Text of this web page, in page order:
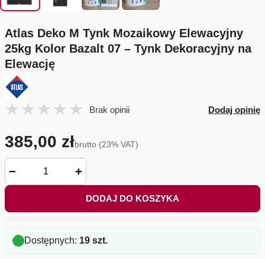
Atlas Deko M Tynk Mozaikowy Elewacyjny
25kg Kolor Bazalt 07 – Tynk Dekoracyjny na
Elewację
Brak opinii Dodaj opinię
385,00 złbrutto (23% VAT)
− +
DODAJ DO KOSZYKA
Dostępnych: 19 szt.